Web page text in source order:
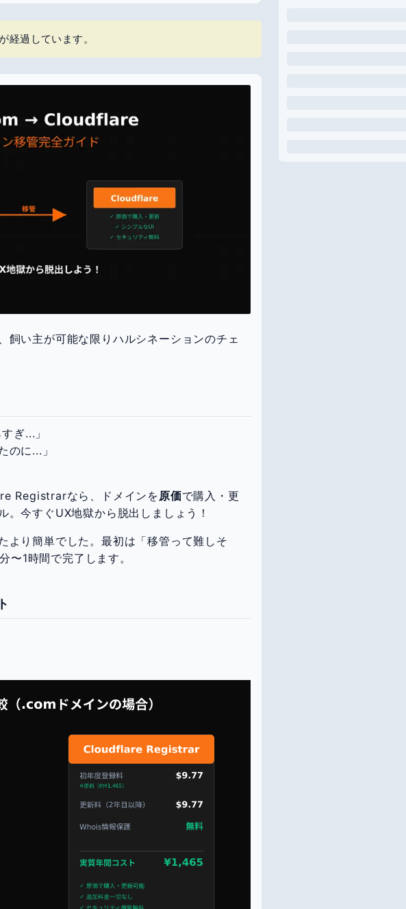
経過しています。
飼い主が可能な限りハルシネーションのチェ
ぎ...」
のに...」
Registrarなら、ドメインを 原価で購入・更
今すぐUX地獄から脱出しましょう！
より簡単でした。最初は「移管って難しそ
〜1時間で完了します。